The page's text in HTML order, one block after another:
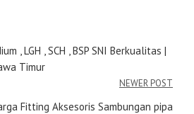
, LGH , SCH , BSP SNI Berkualitas |
Timur
NEWER POST
Fitting Aksesoris Sambungan pipa